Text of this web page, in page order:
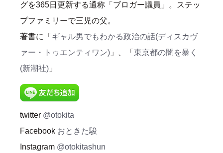
グを365日更新する通称「ブロガー議員」。ステッ
プファミリーで三児の父。
著書に「 ギャル男でもわかる政治の話(ディスカヴ
ァー・トゥエンティワン) 」、「 東京都の闇を暴く
(新潮社) 」
twitter @otokita
Facebook おときた駿
Instagram @otokitashun